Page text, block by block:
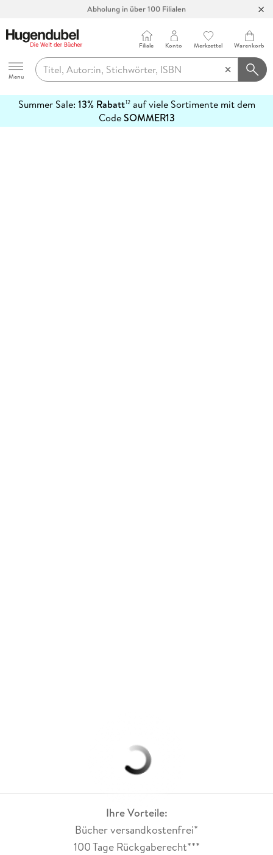
Abholung in über 100 Filialen
Hugendubel
Menu
Filiale Konto Merkzettel Warenkorb
Summer Sale: 13% Rabatt12auf viele Sortimente mit dem
CodeSOMMER13
erfahren
Ihre Vorteile:
Bücher versandkostenfrei*
100 Tage Rückgaberecht***